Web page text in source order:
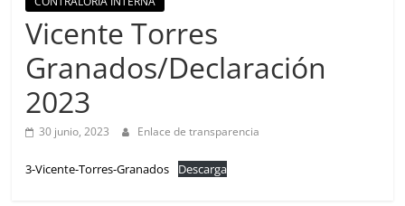
Vicente Torres
Granados/Declaración
2023
30 junio, 2023 Enlace de transparencia
3-Vicente-Torres-Granados Descarga